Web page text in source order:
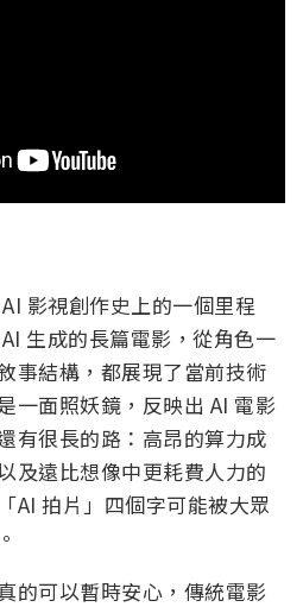
影視創作史上的一個里程
生成的長篇電影，從角色一
事結構，都展現了當前技術
一面照妖鏡，反映出 AI 電影
有很長的路：高昂的算力成
及遠比想像中更耗費人力的
AI 拍片」四個字可能被大眾
的可以暫時安心，傳統電影